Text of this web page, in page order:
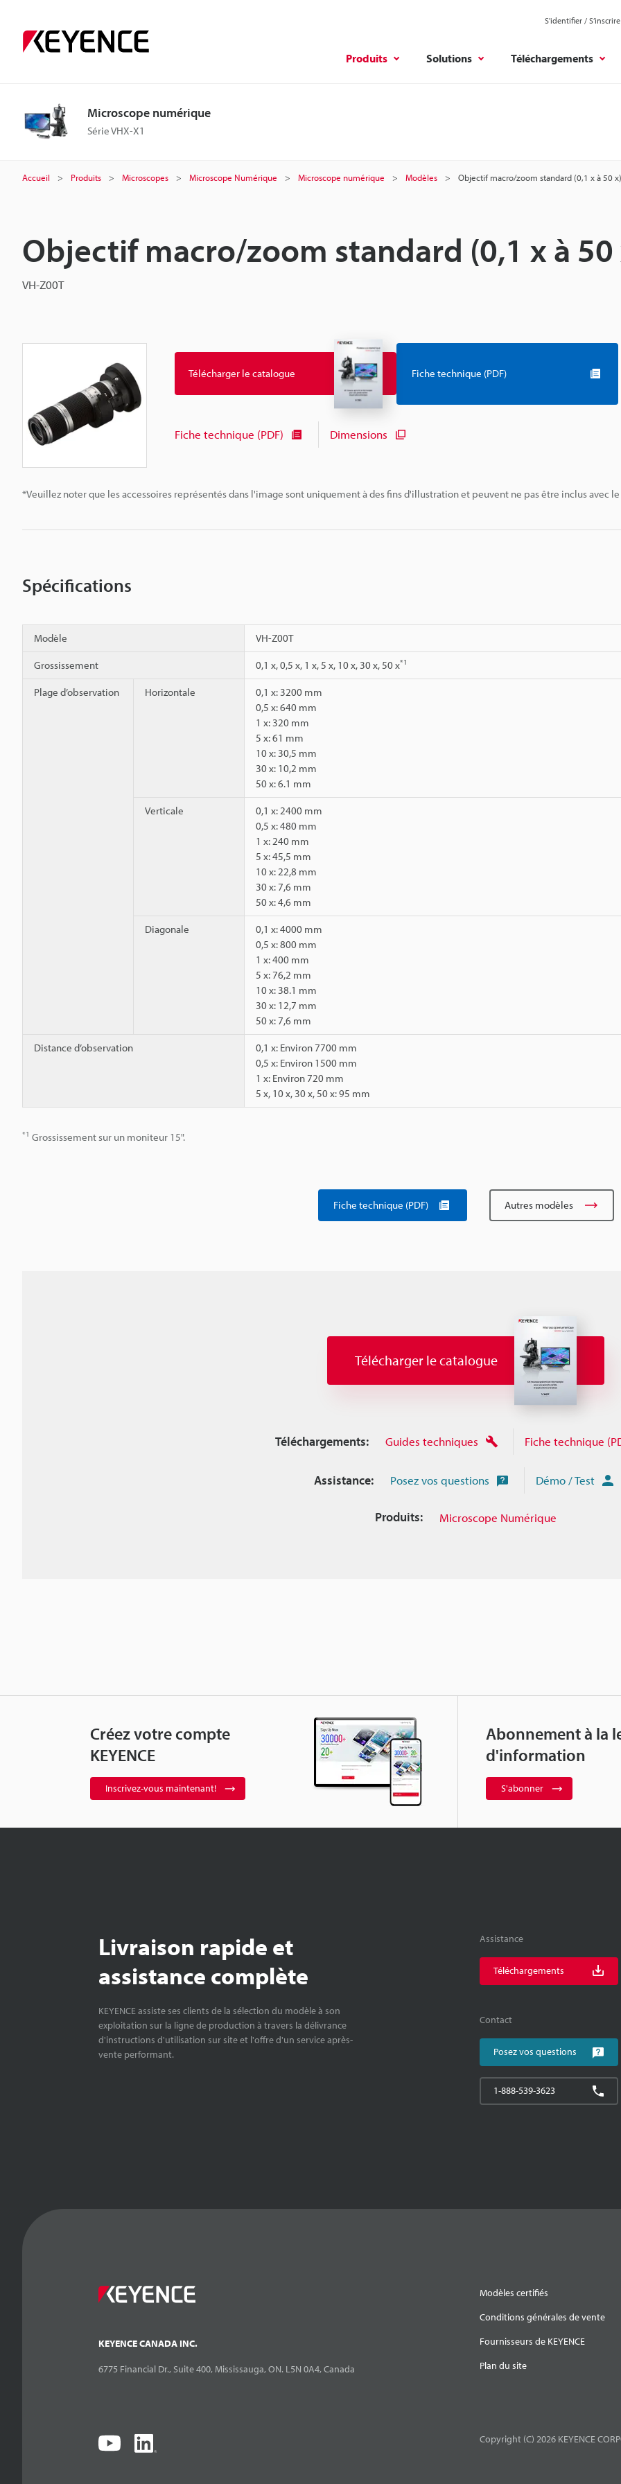
S'identifier / S’inscrire
Produits Solutions Téléchargements
Microscope numérique
Série VHX-X1
Accueil Produits Microscopes Microscope Numérique Microscope numérique Modèles Objectif macro/zoom standard (0,1 x à 50 x)
Objectif macro/zoom standard (0,1 x à 50
VH-Z00T
*Veuillez noter que les accessoires représentés dans l'image sont uniquement à des fins d'illustration et peuvent ne pas être inclus avec
Télécharger le catalogue Fiche technique (PDF)
Fiche technique (PDF) Dimensions
Spécifications
Modèle VH-Z00T
Grossissement 0,1 x, 0,5 x, 1 x, 5 x, 10 x, 30 x, 50 x*1
Plage d’observation Horizontale
0,1 x: 3200 mm
0,5 x: 640 mm
1 x: 320 mm
5 x: 61 mm
10 x: 30,5 mm
30 x: 10,2 mm
50 x: 6.1 mm
Verticale
0,1 x: 2400 mm
0,5 x: 480 mm
1 x: 240 mm
5 x: 45,5 mm
10 x: 22,8 mm
30 x: 7,6 mm
50 x: 4,6 mm
Diagonale
0,1 x: 4000 mm
0,5 x: 800 mm
1 x: 400 mm
5 x: 76,2 mm
10 x: 38.1 mm
30 x: 12,7 mm
50 x: 7,6 mm
Distance d’observation
0,1 x: Environ 7700 mm
0,5 x: Environ 1500 mm
1 x: Environ 720 mm
5 x, 10 x, 30 x, 50 x: 95 mm
*1 Grossissement sur un moniteur 15".
Fiche technique (PDF) Autres modèles
Télécharger le catalogue
Téléchargements: Guides techniques Fiche technique
Assistance: Posez vos questions Démo / Test
Produits: Microscope Numérique
Créez votre compte
KEYENCE
Inscrivez-vous maintenant!
Abonnement à la
d'information
S'abonner
Livraison rapide et
assistance complète
KEYENCE assiste ses clients de la sélection du modèle à son
exploitation sur la ligne de production à travers la délivrance
d'instructions d'utilisation sur site et l'offre d'un service après-
vente performant.
Assistance
Téléchargements
Contact
Posez vos questions
1-888-539-3623
KEYENCE CANADA INC.
6775 Financial Dr., Suite 400, Mississauga, ON. L5N 0A4, Canada
Modèles certifiés
Conditions générales de vente
Fournisseurs de KEYENCE
Plan du site
Copyright (C) 2026 KEYENCE